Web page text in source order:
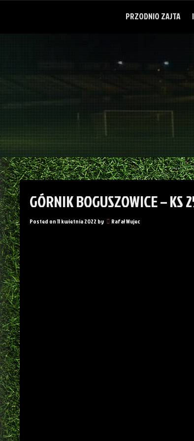
PRZODNIO ZAJTA
GÓRNIK BOGUSZOWICE – KS
Posted on11 kwietnia 2022 by Rafał Wujec